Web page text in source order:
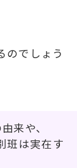
のでしょう
来や、
班は実在す